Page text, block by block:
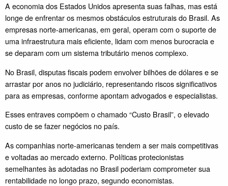
A economia dos Estados Unidos apresenta suas falhas, mas está
longe de enfrentar os mesmos obstáculos estruturais do Brasil. As
empresas norte-americanas, em geral, operam com o suporte de
uma infraestrutura mais eficiente, lidam com menos burocracia e
se deparam com um sistema tributário menos complexo.
No Brasil, disputas fiscais podem envolver bilhões de dólares e se
arrastar por anos no judiciário, representando riscos significativos
para as empresas, conforme apontam advogados e especialistas.
Esses entraves compõem o chamado “Custo Brasil”, o elevado
custo de se fazer negócios no país.
As companhias norte-americanas tendem a ser mais competitivas
e voltadas ao mercado externo. Políticas protecionistas
semelhantes às adotadas no Brasil poderiam comprometer sua
rentabilidade no longo prazo, segundo economistas.